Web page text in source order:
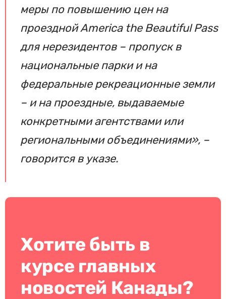
меры по повышению цен на
проездной America the Beautiful Pass
для нерезидентов – пропуск в
национальные парки и на
федеральные рекреационные земли
– и на проездные, выдаваемые
конкретными агентствами или
региональными объединениями», –
говорится в указе.
Хотите быть в
курсе главных
новостей Канады?